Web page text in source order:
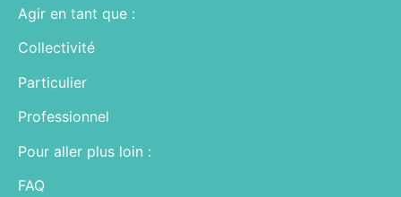
Agir en tant que :
Collectivité
Particulier
Professionnel
Pour aller plus loin :
FAQ